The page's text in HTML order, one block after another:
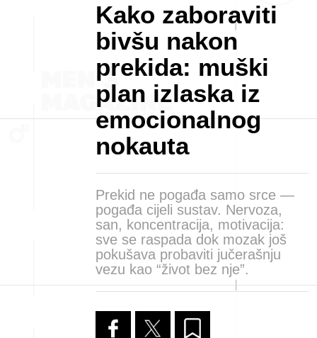
Kako zaboraviti
bivšu nakon
prekida: muški
plan izlaska iz
emocionalnog
nokauta
Prekid ne pogađa samo srce —
pogađa cijeli sustav. Nervoza,
san, koncentracija, motivacija:
sve se raspada dok mozak još
pokušava probaviti jučerašnju
vezu kao “život bez nje”.